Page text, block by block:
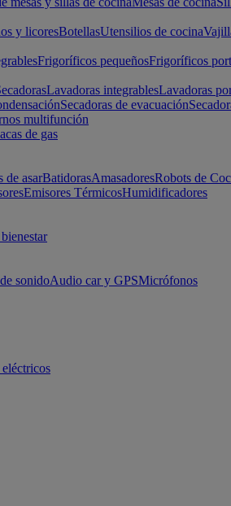
y licoresBotellasUtensilios de cocina
Frigoríficos pequeñosFrigoríficos
Lavadoras integrablesLavadoras
Secadoras de evacuación
multifunción
de gas
de asarBatidorasAmasadoresRobots de
Emisores TérmicosHumidificadores
sonidoAudio car y GPSMicrófonos
eléctricos